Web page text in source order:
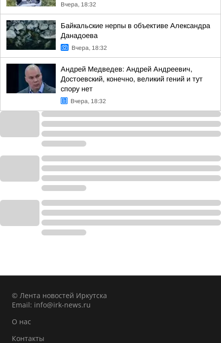
Вчера, 18:32
Байкальские нерпы в объективе Александра
Данадоева
Вчера, 18:32
Андрей Медведев: Андрей Андреевич,
Достоевский, конечно, великий гений и тут
спору нет
Вчера, 18:32
© Лента новостей Иркутска
Email: info@irk-news.ru
О нас
Контакты